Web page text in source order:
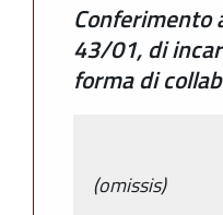
Conferimento
43/01, di
forma di
(omissis)